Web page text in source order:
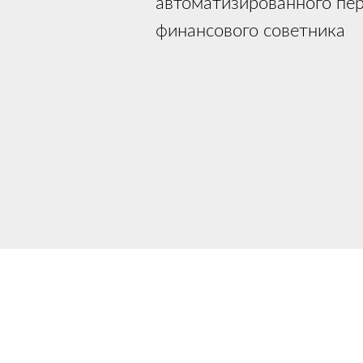
финансового советника